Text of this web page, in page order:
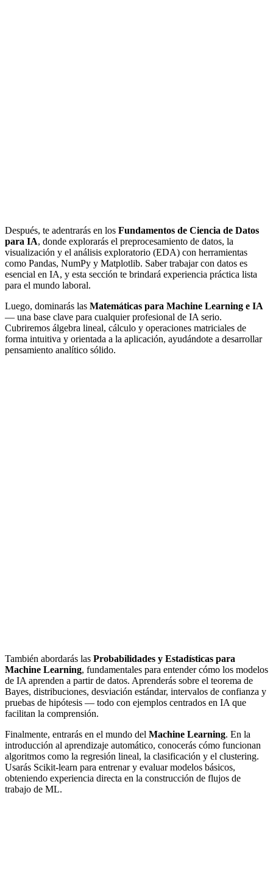
Después, te adentrarás en los Fundamentos de Ciencia de Datos
para IA, donde explorarás el preprocesamiento de datos, la
visualización y el análisis exploratorio (EDA) con herramientas
como Pandas, NumPy y Matplotlib. Saber trabajar con datos es
esencial en IA, y esta sección te brindará experiencia práctica lista
para el mundo laboral.
Luego, dominarás las Matemáticas para Machine Learning e IA
— una base clave para cualquier profesional de IA serio.
Cubriremos álgebra lineal, cálculo y operaciones matriciales de
forma intuitiva y orientada a la aplicación, ayudándote a desarrollar
pensamiento analítico sólido.
También abordarás las Probabilidades y Estadísticas para
Machine Learning, fundamentales para entender cómo los modelos
de IA aprenden a partir de datos. Aprenderás sobre el teorema de
Bayes, distribuciones, desviación estándar, intervalos de confianza y
pruebas de hipótesis — todo con ejemplos centrados en IA que
facilitan la comprensión.
Finalmente, entrarás en el mundo del Machine Learning. En la
introducción al aprendizaje automático, conocerás cómo funcionan
algoritmos como la regresión lineal, la clasificación y el clustering.
Usarás Scikit-learn para entrenar y evaluar modelos básicos,
obteniendo experiencia directa en la construcción de flujos de
trabajo de ML.